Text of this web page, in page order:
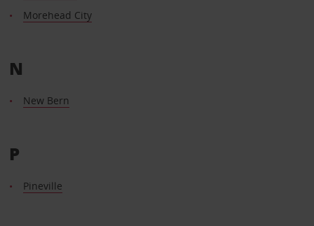
Morehead City
N
New Bern
P
Pineville